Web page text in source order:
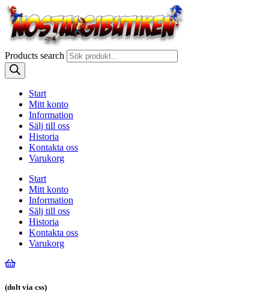
Products search
Start
Mitt konto
Information
Sälj till oss
Historia
Kontakta oss
Varukorg
Start
Mitt konto
Information
Sälj till oss
Historia
Kontakta oss
Varukorg
(dolt via css)